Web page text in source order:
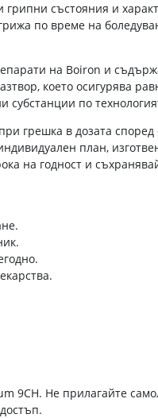
състояния и
по време на
на Boiron и
което осигурява
по
грешка в дозата
план,
на годност и
9CH. Не прилагайте